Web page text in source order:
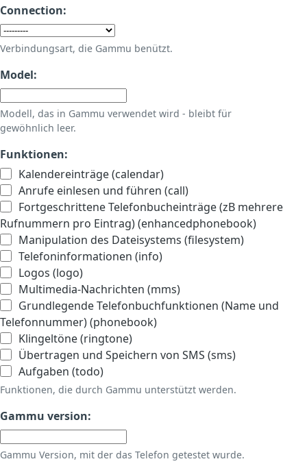
Connection:
Verbindungsart, die Gammu benützt.
Model:
Modell, das in Gammu verwendet wird - bleibt für
gewöhnlich leer.
Funktionen:
Kalendereinträge (calendar)
Anrufe einlesen und führen (call)
Fortgeschrittene Telefonbucheinträge (zB mehrere
Rufnummern pro Eintrag) (enhancedphonebook)
Manipulation des Dateisystems (filesystem)
Telefoninformationen (info)
Logos (logo)
Multimedia-Nachrichten (mms)
Grundlegende Telefonbuchfunktionen (Name und
Telefonnummer) (phonebook)
Klingeltöne (ringtone)
Übertragen und Speichern von SMS (sms)
Aufgaben (todo)
Funktionen, die durch Gammu unterstützt werden.
Gammu version:
Gammu Version, mit der das Telefon getestet wurde.